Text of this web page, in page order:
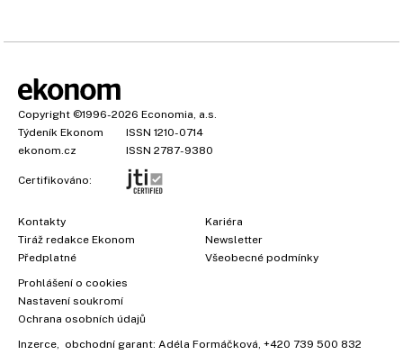
Copyright ©1996-2026 Economia, a.s.
Týdeník Ekonom
ISSN 1210-0714
ekonom.cz
ISSN 2787-9380
Certifikováno:
Kontakty
Tiráž redakce Ekonom
Předplatné
Kariéra
Newsletter
Všeobecné podmínky
Prohlášení o cookies
Nastavení soukromí
Ochrana osobních údajů
Inzerce , obchodní garant: Adéla Formáčková +420 739 500 832